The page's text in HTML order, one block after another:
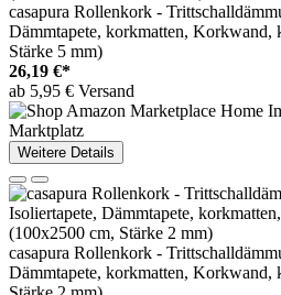
casapura Rollenkork -
Dämmtapete, korkmatten, Korkwand,
Stärke 5 mm)
26,19 €*
ab 5,95 € Versand
Marktplatz
Weitere Details
casapura Rollenkork -
Dämmtapete, korkmatten, Korkwand,